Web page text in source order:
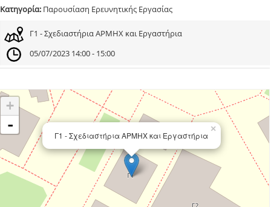
Κατηγορία: Παρουσίαση Ερευνητικής Εργασίας
Γ1 - Σχεδιαστήρια ΑΡΜΗΧ και Εργαστήρια
05/07/2023 14:00 - 15:00
×
Γ1 - Σχεδιαστήρια ΑΡΜΗΧ και Εργαστήρια
+
-